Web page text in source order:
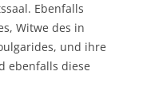
Ebenfalls
Witwe des in
und ihre
ebenfalls diese